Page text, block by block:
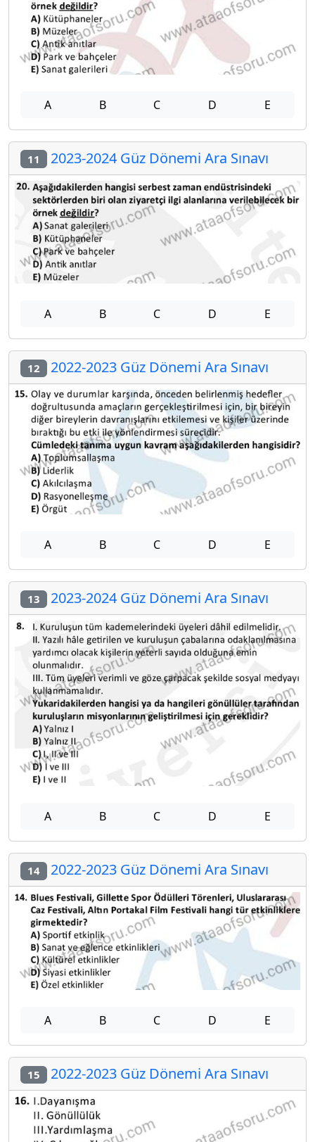
A B C D E
11 2023-2024 Güz Dönemi Ara Sınavı
A B C D E
12 2022-2023 Güz Dönemi Ara Sınavı
A B C D E
13 2023-2024 Güz Dönemi Ara Sınavı
A B C D E
14 2022-2023 Güz Dönemi Ara Sınavı
A B C D E
15 2022-2023 Güz Dönemi Ara Sınavı